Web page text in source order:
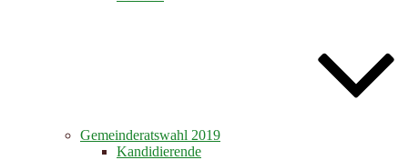
Gemeinderatswahl 2019
Kandidierende